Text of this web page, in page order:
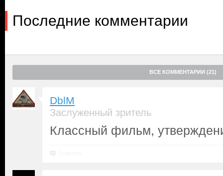
Последние комментарии
ВСЕ КОММЕНТАРИИ (21)
DblM
Заслуженный зритель
Классный фильм,